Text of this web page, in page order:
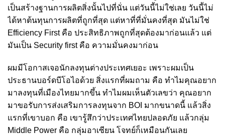
เป็นสร้างฐานการผลิตสิ่งนั้นไปที่นั่น แต่วันนี้ไม่ใช่เลย วันนี้ไม่
ได้หาต้นทุนการผลิตที่ถูกที่สุด แต่หาที่ที่มั่นคงที่สุด มันไม่ใช่
Efficiency First คือ ประสิทธิภาพถูกที่สุดต้องมาก่อนแล้ว แต่
มันเป็น Security first คือ ความมั่นคงมาก่อน
ผมมีโอกาสเจอนักลงทุนต่างประเทศเยอะ เพราะผมเป็น
ประธานบอร์ดบีโอไอด้วย สิ่งแรกที่ผมถาม คือ ทำไมคุณอยาก
มาลงทุนที่เมืองไทยมากขึ้น ทำไมผมเห็นตัวเลขว่า คุณอยาก
มาขอรับการส่งเสริมการลงทุนจาก BOI มากขนาดนี้ แล้วสิ่ง
แรกที่เขาบอก คือ เขารู้สึกว่าประเทศไทยปลอดภัย แล้วกลุ่ม
Middle Power คือ กลุ่มอาเซียน โจทย์ก็เหมือนกันเลย